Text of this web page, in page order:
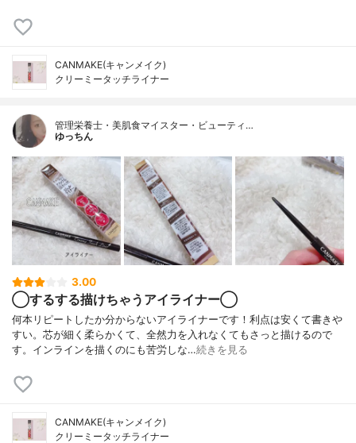
CANMAKE(キャンメイク)
クリーミータッチライナー
管理栄養士・美肌食マイスター・ビューティ…
ゆっちん
3.00
◯するする描けちゃうアイライナー◯
何本リピートしたか分からないアイライナーです！利点は安くて書きや
すい。芯が細く柔らかくて、全然力を入れなくてもさっと描けるので
す。インラインを描くのにも苦労しな…続きを見る
CANMAKE(キャンメイク)
クリーミータッチライナー